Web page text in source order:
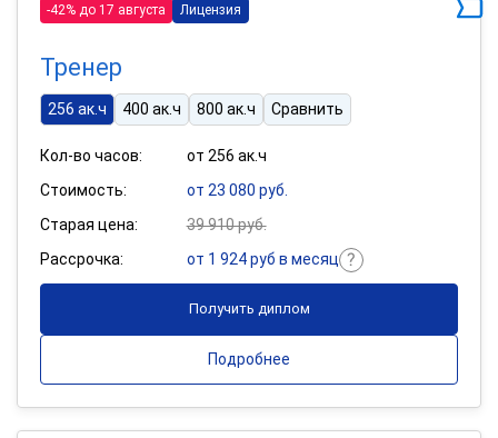
-42% до 17 августа Лицензия
Тренер
256 ак.ч 400 ак.ч 800 ак.ч Сравнить
Кол-во часов:
от 256 ак.ч
Стоимость:
от 23 080 руб.
Старая цена:
39 910 руб.
Рассрочка:
от 1 924 руб в месяц
Получить диплом
Подробнее